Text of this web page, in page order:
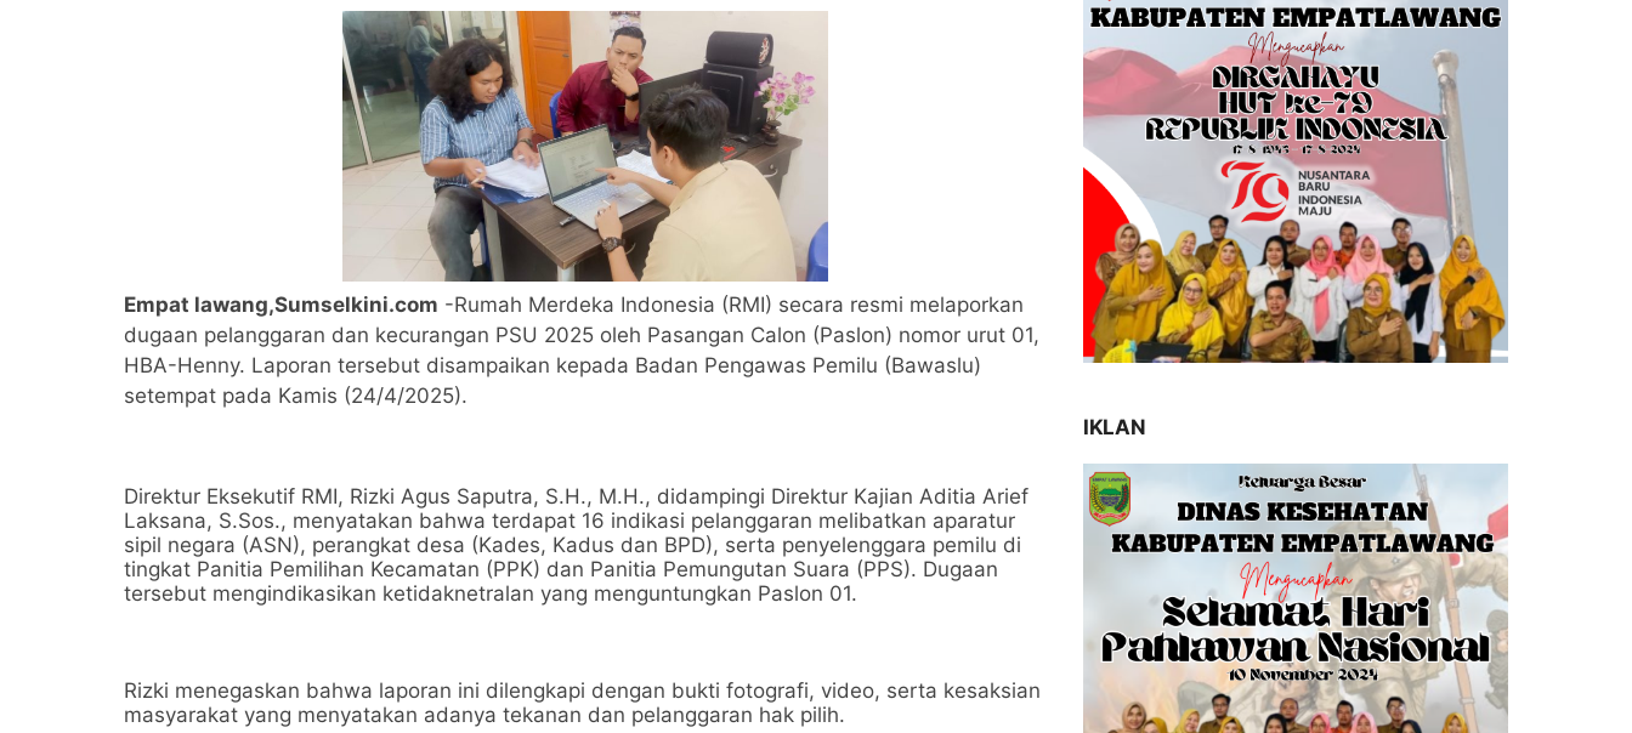
Empat lawang,Sumselkini.com -Rumah Merdeka Indonesia (RMI) secara resmi melaporkan
dugaan pelanggaran dan kecurangan PSU 2025 oleh Pasangan Calon (Paslon) nomor urut 01,
HBA-Henny. Laporan tersebut disampaikan kepada Badan Pengawas Pemilu (Bawaslu)
setempat pada Kamis (24/4/2025).
Direktur Eksekutif RMI, Rizki Agus Saputra, S.H., M.H., didampingi Direktur Kajian Aditia Arief
Laksana, S.Sos., menyatakan bahwa terdapat 16 indikasi pelanggaran melibatkan aparatur
sipil negara (ASN), perangkat desa (Kades, Kadus dan BPD), serta penyelenggara pemilu di
tingkat Panitia Pemilihan Kecamatan (PPK) dan Panitia Pemungutan Suara (PPS). Dugaan
tersebut mengindikasikan ketidaknetralan yang menguntungkan Paslon 01.
Rizki menegaskan bahwa laporan ini dilengkapi dengan bukti fotografi, video, serta kesaksian
masyarakat yang menyatakan adanya tekanan dan pelanggaran hak pilih.
IKLAN